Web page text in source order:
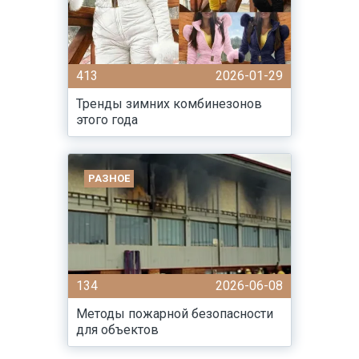
413
2026-01-29
Тренды зимних комбинезонов
этого года
РАЗНОЕ
134
2026-06-08
Методы пожарной безопасности
для объектов